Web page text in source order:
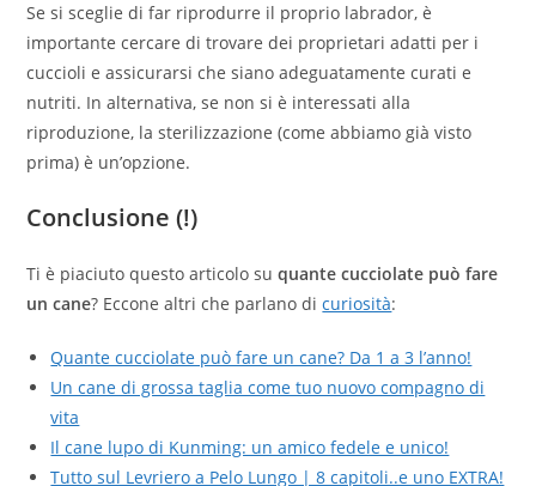
Se si sceglie di far riprodurre il proprio labrador, è
importante cercare di trovare dei proprietari adatti per i
cuccioli e assicurarsi che siano adeguatamente curati e
nutriti. In alternativa, se non si è interessati alla
riproduzione, la sterilizzazione (come abbiamo già visto
prima) è un’opzione.
Conclusione (!)
Ti è piaciuto questo articolo suquante cucciolate può fare
un cane? Eccone altri che parlano dicuriosità:
Quante cucciolate può fare un cane? Da 1 a 3 l’anno!
Un cane di grossa taglia come tuo nuovo compagno di
vita
Il cane lupo di Kunming: un amico fedele e unico!
Tutto sul Levriero a Pelo Lungo | 8 capitoli..e uno EXTRA!